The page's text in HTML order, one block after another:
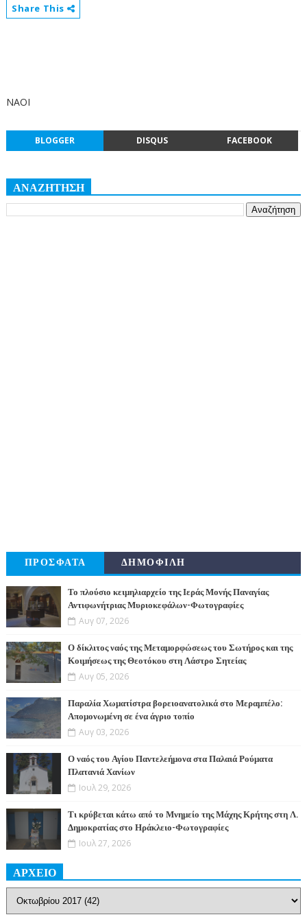
Share This
ΝΑΟΙ
BLOGGER DISQUS FACEBOOK
ΑΝΑΖΗΤΗΣΗ
ΠΡΟΣΦΑΤΑ ΔΗΜΟΦΙΛΗ
Το πλούσιο κειμηλιαρχείο της Ιεράς Μονής Παναγίας
Αντιφωνήτριας Μυριοκεφάλων-Φωτογραφίες
Αυγ 07, 2026
Ο δίκλιτος ναός της Μεταμορφώσεως του Σωτήρος και της
Κοιμήσεως της Θεοτόκου στη Λάστρο Σητείας
Αυγ 05, 2026
Παραλία Χωματίστρα βορειοανατολικά στο Μεραμπέλο:
Απομονωμένη σε ένα άγριο τοπίο
Αυγ 03, 2026
Ο ναός του Αγίου Παντελεήμονα στα Παλαιά Ρούματα
Πλατανιά Χανίων
Ιουλ 29, 2026
Τι κρύβεται κάτω από το Μνημείο της Μάχης Κρήτης στη Λ.
Δημοκρατίας στο Ηράκλειο-Φωτογραφίες
Ιουλ 27, 2026
ΑΡΧΕΙΟ